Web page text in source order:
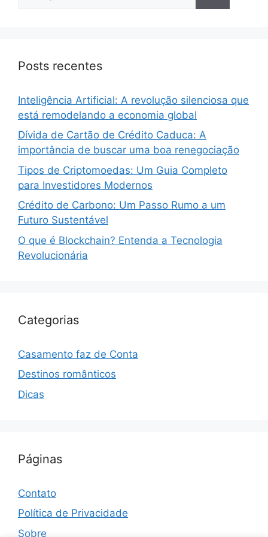
Posts recentes
Inteligência Artificial: A revolução silenciosa que
está remodelando a economia global
Dívida de Cartão de Crédito Caduca: A
importância de buscar uma boa renegociação
Tipos de Criptomoedas: Um Guia Completo
para Investidores Modernos
Crédito de Carbono: Um Passo Rumo a um
Futuro Sustentável
O que é Blockchain? Entenda a Tecnologia
Revolucionária
Categorias
Casamento faz de Conta
Destinos românticos
Dicas
Páginas
Contato
Política de Privacidade
Sobre